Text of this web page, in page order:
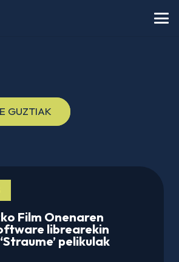
GUZTIAK
Film Onenaren
librearekin
pelikulak